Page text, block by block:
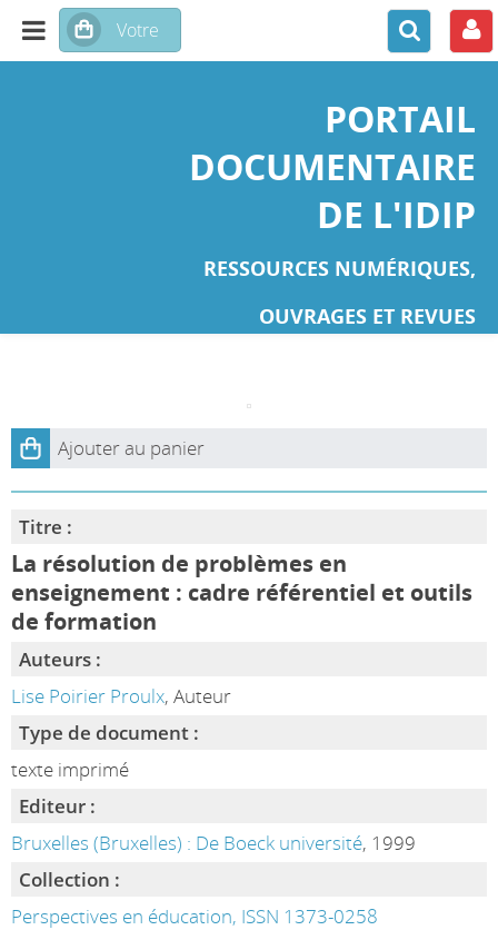
PORTAIL
DOCUMENTAIRE
DE L'IDIP
RESSOURCES NUMÉRIQUES,
OUVRAGES ET REVUES
Ajouter au panier
Titre :
La résolution de problèmes en
enseignement : cadre référentiel et outils
de formation
Auteurs :
Lise Poirier Proulx, Auteur
Type de document :
texte imprimé
Editeur :
Bruxelles (Bruxelles) : De Boeck université, 1999
Collection :
Perspectives en éducation, ISSN 1373-0258